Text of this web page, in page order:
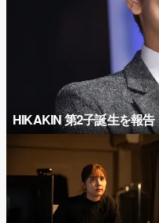
HIKAKIN 第2子誕生を報告